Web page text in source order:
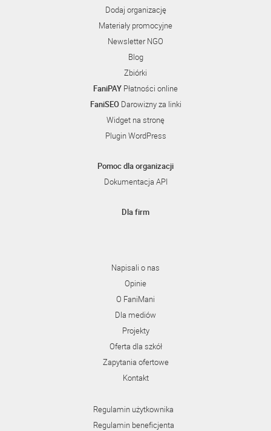
Dodaj organizację
Materiały promocyjne
Newsletter NGO
Blog
Zbiórki
FaniPAY Płatności online
FaniSEODarowizny za linki
Widget na stronę
Plugin WordPress
Pomoc dla organizacji
Dokumentacja API
Dla firm
Napisali o nas
Opinie
O FaniMani
Dla mediów
Projekty
Oferta dla szkół
Zapytania ofertowe
Kontakt
Regulamin użytkownika
Regulamin beneficjenta